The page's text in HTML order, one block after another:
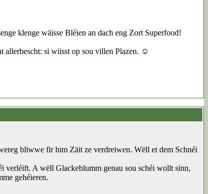
klenge wäisse Bléien an dach eng Zort Superfood!
allerbescht: si wiisst op sou villen Plazen. ☺️
bliwwe fir him Zäit ze verdreiwen. Wëll et dem Schnéi
verléift. A wëll Glackeblumm genau sou schéi wollt sinn,
gehéieren.